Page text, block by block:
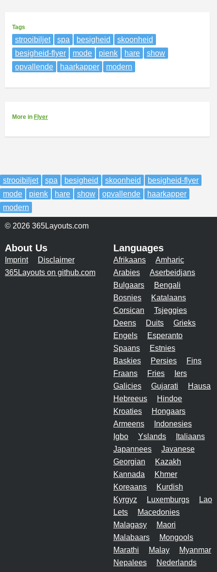
Tags
strooibiljet spa besigheid
skoonheid
besigheid-flyer
mode pienk hare
show
opvallende
haarkapper modern
More in Flyer
strooibiljet spa besigheid skoonheid
besigheid-flyer
mode
pienk hare show opvallende
haarkapper
modern
© 2026 365Layouts.com
About Us
Imprint
Disclaimer
365Layouts on github.com
Languages
Afrikaans
Amharic
Arabies
Aserbeidjans
Bulgaars
Bengali
Bosnies
Katalaans
Corsican
Tsjeggies
Deens
Duits
Grieks
Engels
Esperanto
Spaans
Estnies
Baskies
Persies
Fins
Fraans
Fries
Iers
Galicies
Gujarati
Hausa
Hebreeus
Hindoe
Kroaties
Hongaars
Armeens
Indonesies
Igbo
Yslands
Italiaans
Japannees
Javanese
Georgian
Kazakh
Kannada
Khmer
Koreaans
Kurdish
Kyrgyz
Luxemburgs
Lao
Lets
Macedonies
Malagasy
Maori
Malabaars
Mongools
Marathi
Malay
Myanmar
Nepalees
Nederlands